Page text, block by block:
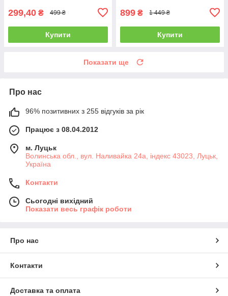
299,40 ₴ 499 ₴
Купити
899 ₴ 1 449 ₴
Купити
Показати ще
Про нас
96% позитивних з 255 відгуків за рік
Працює з 08.04.2012
м. Луцьк
Волинська обл., вул. Наливайка 24а, індекс 43023, Луцьк,
Україна
Контакти
Сьогодні вихідний
Показати весь графік роботи
Про нас
Контакти
Доставка та оплата